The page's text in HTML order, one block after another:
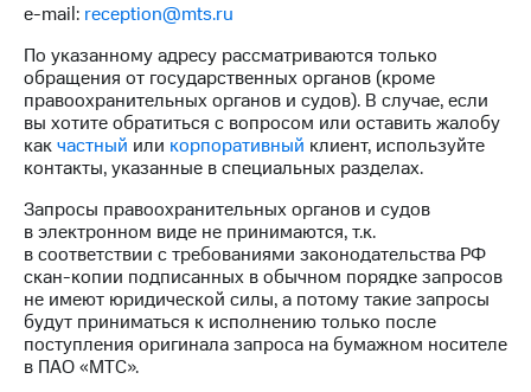
Правовая
Контакты
Медиа-центр
Пресс-
релизы
МТС
о технологиях
Достижения
Интервью
Финансовая
e-mail: reception@mts.ru
По указанному адресу рассматриваются только
обращения от государственных органов (кроме
правоохранительных органов и судов). В случае, если
вы хотите обратиться с вопросом или оставить жалобу
какчастный или корпоративный клиент, используйте
контакты, указанные в специальных разделах.
Запросы правоохранительных органов и судов
в электронном виде не принимаются, т.к.
в соответствии с требованиями законодательства РФ
скан-копии подписанных в обычном порядке запросов
не имеют юридической силы, а потому такие запросы
будут приниматься к исполнению только после
поступления оригинала запроса на бумажном носителе
в ПАО «МТС».